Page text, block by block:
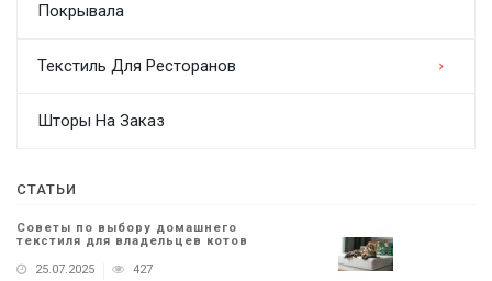
Покрывала
Текстиль Для Ресторанов
Шторы На Заказ
СТАТЬИ
Советы по выбору домашнего
текстиля для владельцев котов
25.07.2025
427